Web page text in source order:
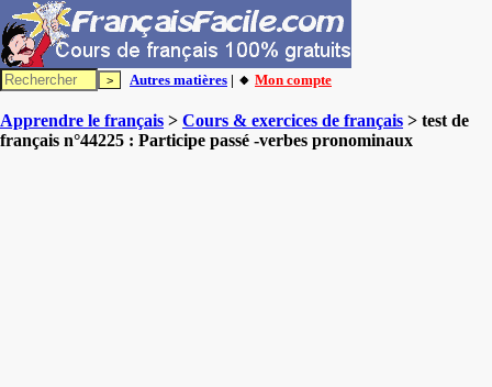
Autres matières | 🔸 Mon compte
Apprendre le français > Cours & exercices de français > test de
français n°44225 : Participe passé -verbes pronominaux